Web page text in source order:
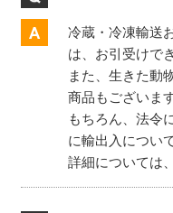
冷蔵・冷凍輸送
は、お引受けで
また、生きた動
商品もございます
もちろん、法令
に輸出入につい
詳細については、